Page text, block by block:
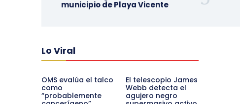
municipio de Playa Vicente
Lo Viral
OMS evalúa el talco
como
“probablemente
El telescopio James
Webb detecta el
agujero negro